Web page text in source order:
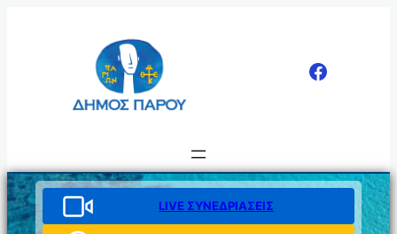
LIVE ΣΥΝΕΔΡΙΑΣΕΙΣ